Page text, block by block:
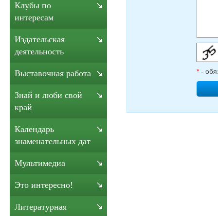
* -
Клубы по
интересам
Издательская
деятельность
Выставочная работа
Знай и люби свой
край
Календарь
знаменательных дат
Мультимедиа
Это интересно!
Литературная